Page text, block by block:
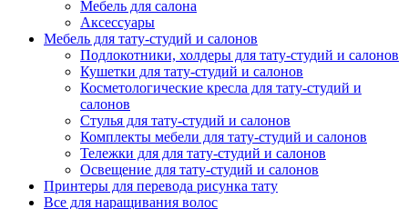
Мебель для салона
Аксессуары
Мебель для тату-студий и салонов
Подлокотники, холдеры для тату-студий и салонов
Кушетки для тату-студий и салонов
Косметологические кресла для тату-студий и
салонов
Стулья для тату-студий и салонов
Комплекты мебели для тату-студий и салонов
Тележки для для тату-студий и салонов
Освещение для тату-студий и салонов
Принтеры для перевода рисунка тату
Все для наращивания волос